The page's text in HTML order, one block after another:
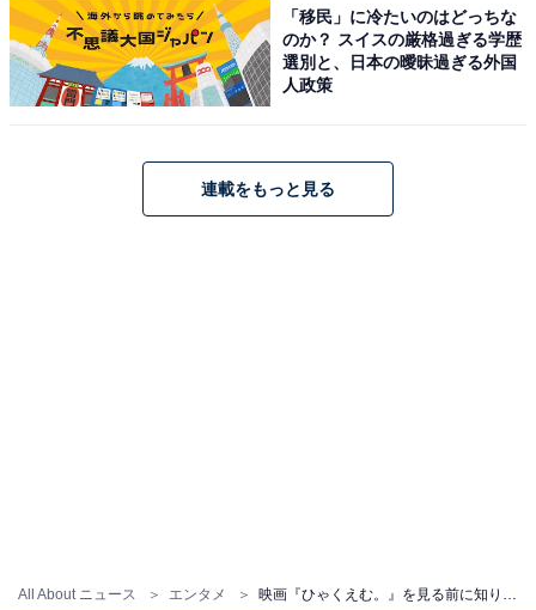
All About ニュース エンタメ 映画『ひゃくえむ。』を見る前に知りたい3つのこと。アニメの前に「実写で撮影した」理由は
そ、この『ひゃくえむ。』は心が揺さぶれる物語に仕上
がっているのです。
「移民」に冷たいのはどっちな
のか？ スイスの厳格過ぎる学歴
選別と、日本の曖昧過ぎる外国
人政策
連載をもっと見る